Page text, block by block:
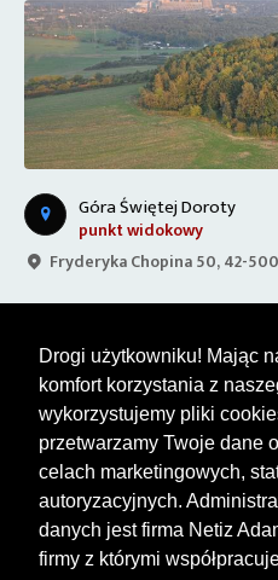
Drogi użytkowniku! Mając
komfort korzystania z
wykorzystujemy pliki
przetwarzamy Twoje dane
celach marketingowych,
autoryzacyjnych.
danych jest firma Netiz
firmy z którymi
Góra Świętej Doroty
punkt widokowy
Fryderyka Chopina 50, 42-
Warto zobaczyć Serwisy
Bary Zakwaterowanie Tory
Targi Giełdy Szkolenia
FOLLOW US